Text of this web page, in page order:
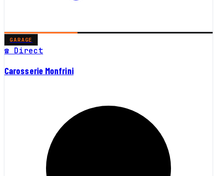
GARAGE
☎ Direct
Carosserie Monfrini